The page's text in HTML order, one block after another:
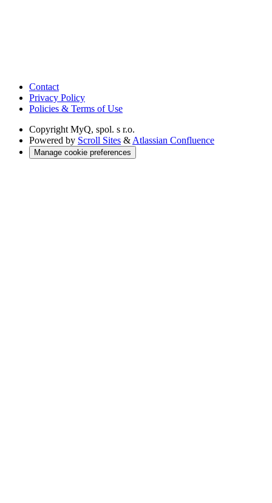
Contact
Privacy Policy
Policies & Terms of Use
Copyright MyQ, spol. s r.o.
Powered by Scroll Sites &Atlassian Confluence
Manage cookie preferences